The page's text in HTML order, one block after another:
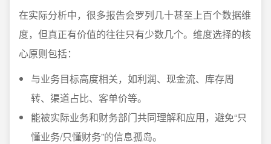
在实际分析中，很多报告会罗列几十甚至上百个数据维
度，但真正有价值的往往只有少数几个。维度选择的核
心原则包括：
与业务目标高度相关，如利润、现金流、库存周
转、渠道占比、客单价等。
能被实际业务和财务部门共同理解和应用，避免“只
懂业务/只懂财务”的信息孤岛。